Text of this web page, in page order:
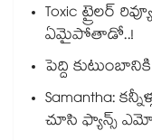
Toxic ట్రైలర్
ఏమైపోతాడో..!
పెద్ది
Samantha:
చూసి ఫ్యాన్స్